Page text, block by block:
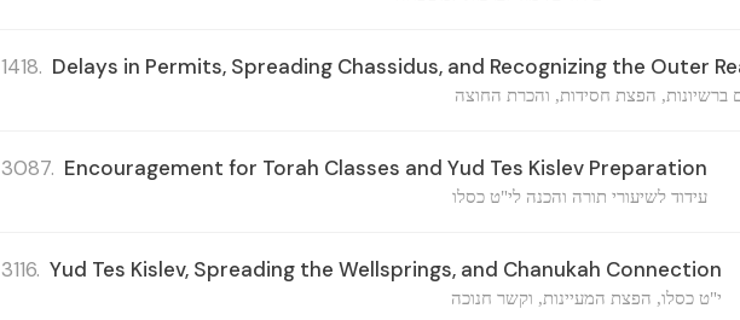
1418. Delays in Permits, Spreading Chassidus, and Recognizing the Outer
ברשיונות, הפצת חסידות, והכרת החוצה
3087. Encouragement for Torah Classes and Yud Tes Kislev Preparation
עידוד לשיעורי תורה והכנה לי"ט כסלו
3116. Yud Tes Kislev, Spreading the Wellsprings, and Chanukah Connection
י"ט כסלו, הפצת המעיינות, וקשר חנוכה